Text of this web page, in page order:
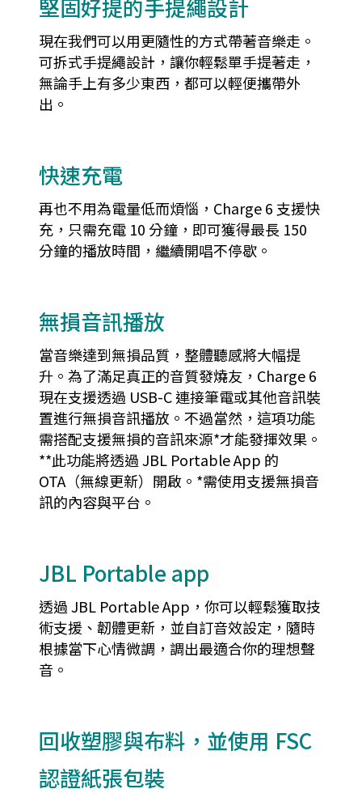
堅固好提的手提繩設計
現在我們可以用更隨性的方式帶著音樂走。
可拆式手提繩設計，讓你輕鬆單手提著走，
無論手上有多少東西，都可以輕便攜帶外
出。
快速充電
再也不用為電量低而煩惱，Charge 6 支援快
充，只需充電 10 分鐘，即可獲得最長 150
分鐘的播放時間，繼續開唱不停歇。
無損音訊播放
當音樂達到無損品質，整體聽感將大幅提
升。為了滿足真正的音質發燒友，Charge 6
現在支援透過 USB-C 連接筆電或其他音訊裝
置進行無損音訊播放。不過當然，這項功能
需搭配支援無損的音訊來源*才能發揮效果。
**此功能將透過 JBL Portable App 的
OTA（無線更新）開啟。*需使用支援無損音
訊的內容與平台。
JBL Portable app
透過 JBL Portable App，你可以輕鬆獲取技
術支援、韌體更新，並自訂音效設定，隨時
根據當下心情微調，調出最適合你的理想聲
音。
回收塑膠與布料，並使用 FSC
認證紙張包裝